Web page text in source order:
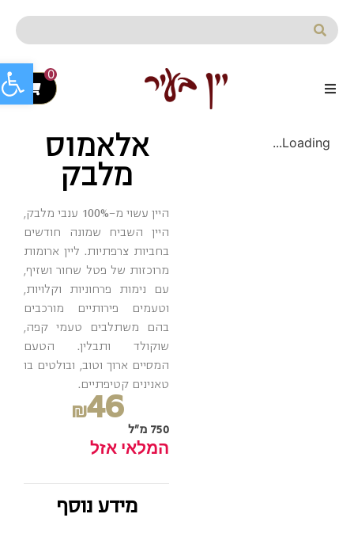
0
Loading... אלאמוס
מלבק
היין עשוי מ-100% ענבי מלבק,
היין השביח שמונה חודשים
בחביות צרפתיות. ליין ארומות
מרוכזות של פטל שחור ושזיף,
עם נימות פרחוניות וקלויות,
וטעמים פירותיים מורכבים
בהם משתלבים טעמי קפה,
שוקולד ותבלין. הטעם
המסיים ארוך וטוב, ובולטים בו
טאנינים קטיפתיים.
₪46
750 מ"ל
המלאי אזל
מידע נוסף
פתח